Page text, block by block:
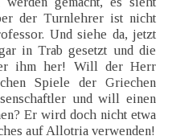
der Turnlehrer ist nicht
Und siehe da, jetzt
in Trab gesetzt und die
ihm her! Will der Herr
Spiele der Griechen
und will einen
Er wird doch nicht etwa
auf Allotria verwenden!